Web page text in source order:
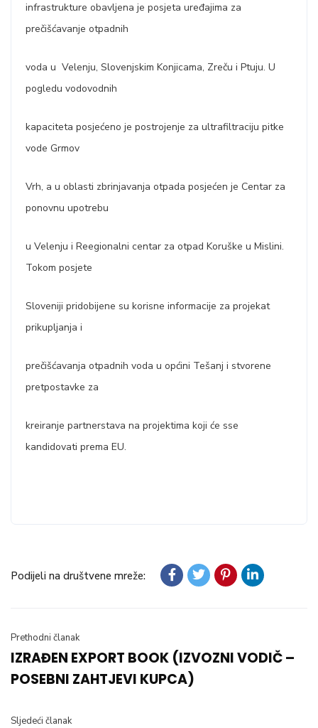
infrastrukture obavljena je posjeta uređajima za
prečišćavanje otpadnih
voda u Velenju, Slovenjskim Konjicama, Zreču i Ptuju. U
pogledu vodovodnih
kapaciteta posjećeno je postrojenje za ultrafiltraciju pitke
vode Grmov
Vrh, a u oblasti zbrinjavanja otpada posjećen je Centar za
ponovnu upotrebu
u Velenju i Reegionalni centar za otpad Koruške u Mislini.
Tokom posjete
Sloveniji pridobijene su korisne informacije za projekat
prikupljanja i
prečišćavanja otpadnih voda u općini Tešanj i stvorene
pretpostavke za
kreiranje partnerstava na projektima koji će sse
kandidovati prema EU.
Podijeli na društvene mreže:
Prethodni članak
IZRAĐEN EXPORT BOOK (IZVOZNI VODIČ –
POSEBNI ZAHTJEVI KUPCA)
Sljedeći članak